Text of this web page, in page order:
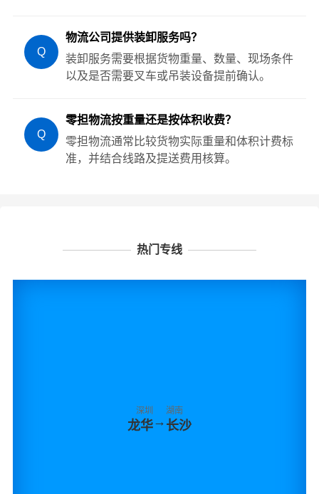
Q
物流公司提供装卸服务吗？
装卸服务需要根据货物重量、数量、现场条件
以及是否需要叉车或吊装设备提前确认。
Q
零担物流按重量还是按体积收费？
零担物流通常比较货物实际重量和体积计费标
准，并结合线路及提送费用核算。
热门专线
深圳
龙华→
湖南
长沙